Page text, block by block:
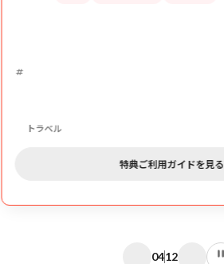
トラベル
特典ご利用ガイドを見る
0412